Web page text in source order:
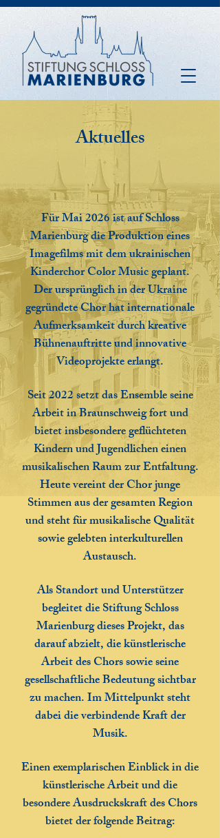
Aktuelles​
Für Mai 2026 ist auf Schloss
Marienburg die Produktion eines
Imagefilms mit dem ukrainischen
Kinderchor Color Music geplant.
Der ursprünglich in der Ukraine
gegründete Chor hat internationale
Aufmerksamkeit durch kreative
Bühnenauftritte und innovative
Videoprojekte erlangt.
Seit 2022 setzt das Ensemble seine
Arbeit in Braunschweig fort und
bietet insbesondere geflüchteten
Kindern und Jugendlichen einen
musikalischen Raum zur Entfaltung.
Heute vereint der Chor junge
Stimmen aus der gesamten Region
und steht für musikalische Qualität
sowie gelebten interkulturellen
Austausch.
Als Standort und Unterstützer
begleitet die Stiftung Schloss
Marienburg dieses Projekt, das
darauf abzielt, die künstlerische
Arbeit des Chors sowie seine
gesellschaftliche Bedeutung sichtbar
zu machen. Im Mittelpunkt steht
dabei die verbindende Kraft der
Musik.
Einen exemplarischen Einblick in die
künstlerische Arbeit und die
besondere Ausdruckskraft des Chors
bietet der folgende Beitrag: